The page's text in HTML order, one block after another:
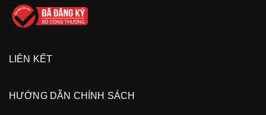
LIÊN KẾT
HƯỚNG DẪN CHÍNH SÁCH